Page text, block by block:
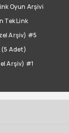
Oyun Arşivi
Tek Link
Arşiv) #5
(5 Adet)
Arşiv) #1